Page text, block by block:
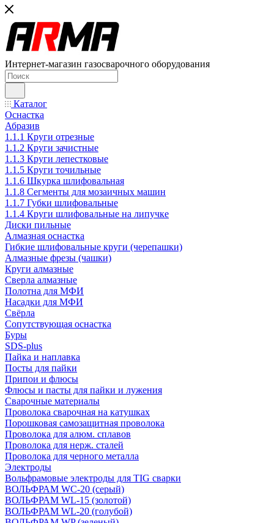
Интернет-магазин газосварочного оборудования
Каталог
Оснастка
Абразив
1.1.1 Круги отрезные
1.1.2 Круги зачистные
1.1.3 Круги лепестковые
1.1.5 Круги точильные
1.1.6 Шкурка шлифовальная
1.1.8 Сегменты для мозаичных машин
1.1.7 Губки шлифовальные
1.1.4 Круги шлифовальные на липучке
Диски пильные
Алмазная оснастка
Гибкие шлифовальные круги (черепашки)
Алмазные фрезы (чашки)
Круги алмазные
Сверла алмазные
Полотна для МФИ
Насадки для МФИ
Свёрла
Сопутствующая оснастка
Буры
SDS-plus
Пайка и наплавка
Посты для пайки
Припои и флюсы
Флюсы и пасты для пайки и лужения
Сварочные материалы
Проволока сварочная на катушках
Порошковая самозащитная проволока
Проволока для алюм. сплавов
Проволока для нерж. сталей
Проволока для черного металла
Электроды
Вольфрамовые электроды для TIG сварки
ВОЛЬФРАМ WC-20 (серый)
ВОЛЬФРАМ WL-15 (золотой)
ВОЛЬФРАМ WL-20 (голубой)